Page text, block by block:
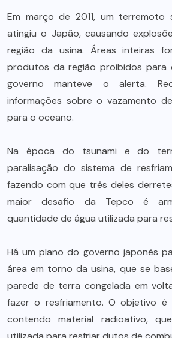
Em março de 2011, um terremoto
atingiu o Japão, causando
região da usina. Áreas inteiras
produtos da região proibidos para
governo manteve o alerta.
informações sobre o vazamento
para o oceano.
Na época do tsunami e do
paralisação do sistema de
fazendo com que três deles
maior desafio da Tepco é
quantidade de água utilizada para
Há um plano do governo japonês
área em torno da usina, que se
parede de terra congelada em
fazer o resfriamento. O objetivo
contendo material radioativo,